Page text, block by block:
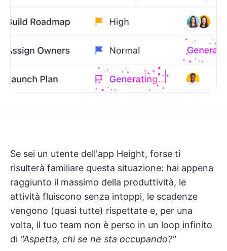
Se sei un utente dell'app Height, forse ti
risulterà familiare questa situazione: hai appena
raggiunto il massimo della produttività, le
attività fluiscono senza intoppi, le scadenze
vengono (quasi tutte) rispettate e, per una
volta, il tuo team non è perso in un loop infinito
di "Aspetta, chi se ne sta occupando?"